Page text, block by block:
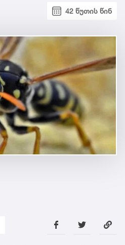
42 წუთის წინ